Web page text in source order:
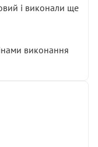
і виконали ще
виконання